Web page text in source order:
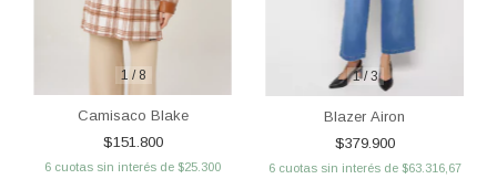
1 / 8
Camisaco Blake
$151.800
6 cuotas sin interés de $25.300
1/3
Blazer Airon
$379.900
6 cuotas sin interés de $63.316,67